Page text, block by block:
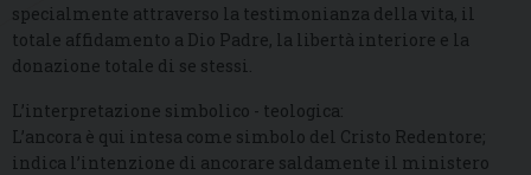
specialmente attraverso la testimonianza della vita, il
totale affidamento a Dio Padre, la libertà interiore e la
donazione totale di se stessi.
L’interpretazione simbolico - teologica:
L’ancora è qui intesa come simbolo del Cristo Redentore;
indica l’intenzione di ancorare saldamente il ministero